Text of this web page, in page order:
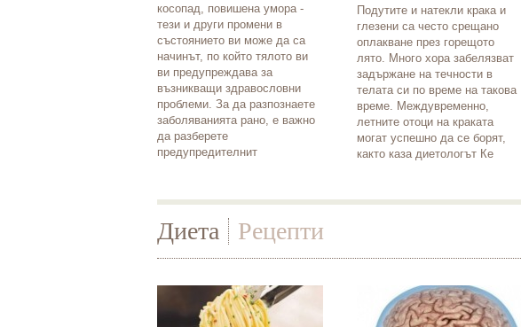
косопад, повишена умора -
тези и други промени в
състоянието ви може да са
начинът, по който тялото ви
ви предупреждава за
възникващи здравословни
проблеми. За да разпознаете
заболяванията рано, е важно
да разберете
предупредителнит
Подутите и натекли крака и
глезени са често срещано
оплакване през горещото
лято. Много хора забелязват
задържане на течности в
телата си по време на такова
време. Междувременно,
летните отоци на краката
могат успешно да се борят,
както каза диетологът Ке
Диета Рецепти